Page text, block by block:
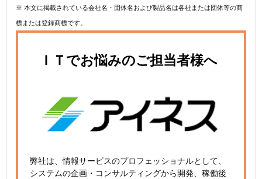
※ 本文に掲載されている会社名・団体名および製品名は各社または団体等の商
標または登録商標です。
ＩＴでお悩みのご担当者様へ
弊社は、情報サービスのプロフェッショナルとして、
システムの企画・コンサルティングから開発、稼働後